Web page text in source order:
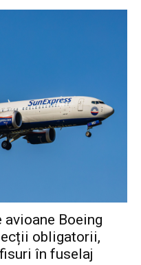
Boeing
obligatorii,
în fuselaj